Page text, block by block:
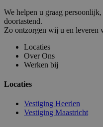
We helpen u graag
doortastend.
Zo ontzorgen wij u en leveren
Locaties
Over Ons
Werken bij
Locaties
Vestiging Heerlen
Vestiging Maastricht